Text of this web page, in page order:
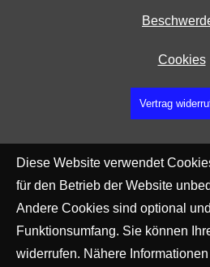
Cookies
Vertrag
Diese Website verwendet
für den Betrieb der Website
Andere Cookies sind optional
Funktionsumfang. Sie können
widerrufen. Nähere